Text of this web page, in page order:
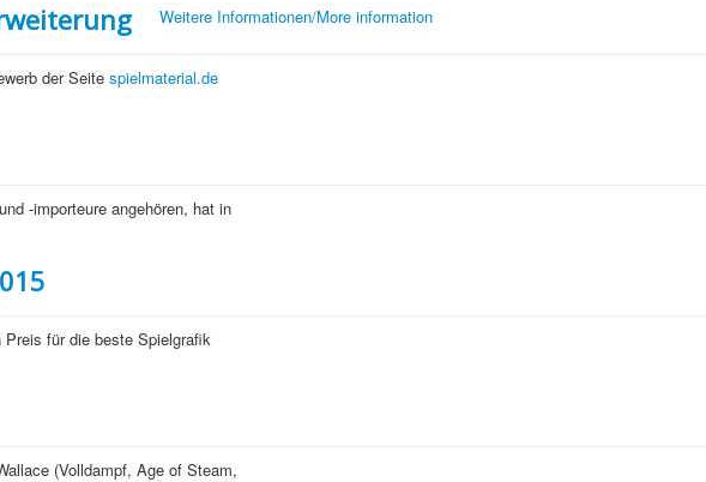
der Seite spielmaterial.de
-importeure angehören, hat in
für die beste Spielgrafik
(Volldampf, Age of Steam,
Weitere Informationen/More information